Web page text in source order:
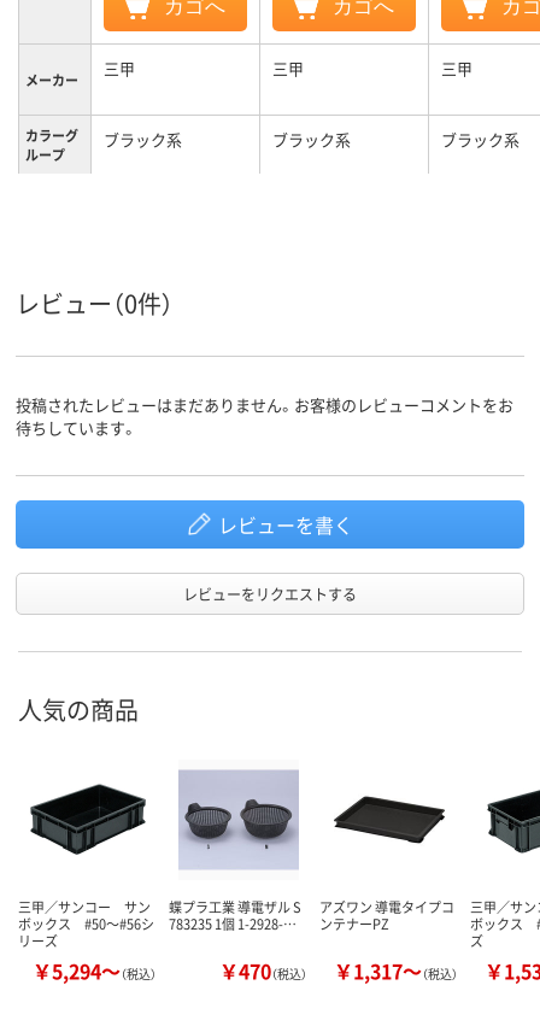
カゴへ カゴへ カ
メーカー 三甲 三甲 三甲
カラーグ
ループ
ブラック系 ブラック系 ブラック系
レビュー（0件）
投稿されたレビューはまだありません。お客様のレビューコメントをお
待ちしています。
レビューを書く
レビューをリクエストする
人気の商品
三甲／サンコー サン
ボックス #50～#56シ
リーズ
￥5,294～（税込）
蝶プラ工業 導電ザル S
783235 1個 1-2928-…
￥470（税込）
アズワン 導電タイプコ
ンテナーPZ
￥1,317～（税込）
三甲／サ
ボックス
ズ
￥